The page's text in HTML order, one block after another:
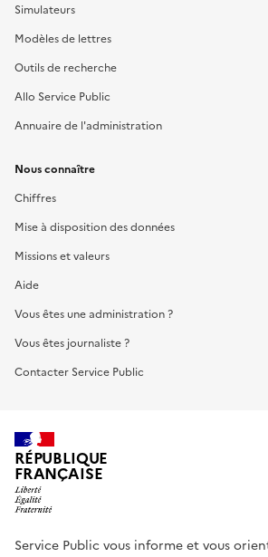
Simulateurs
Modèles de lettres
Outils de recherche
Allo Service Public
Annuaire de l'administration
Nous connaître
Chiffres
Mise à disposition des données
Missions et valeurs
Aide
Vous êtes une administration ?
Vous êtes journaliste ?
Contacter Service Public
RÉPUBLIQUE
FRANÇAISE
Service Public vous informe et vous